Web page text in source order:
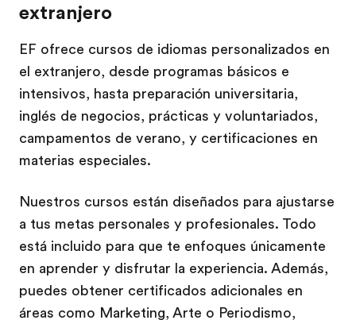
extranjero
EF ofrece cursos de idiomas personalizados en
el extranjero, desde programas básicos e
intensivos, hasta preparación universitaria,
inglés de negocios, prácticas y voluntariados,
campamentos de verano, y certificaciones en
materias especiales.
Nuestros cursos están diseñados para ajustarse
a tus metas personales y profesionales. Todo
está incluido para que te enfoques únicamente
en aprender y disfrutar la experiencia. Además,
puedes obtener certificados adicionales en
áreas como Marketing, Arte o Periodismo,